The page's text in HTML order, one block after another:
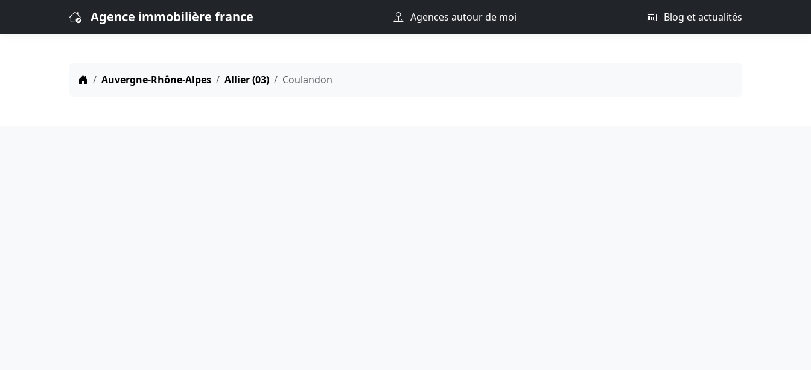
Agence immobilière france Agences autour de moi Blog et actualités
Auvergne-Rhône-Alpes Allier (03) Coulandon